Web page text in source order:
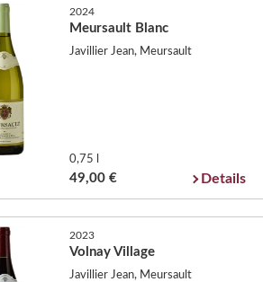
2024
Meursault Blanc
Javillier Jean, Meursault
0,75 l
49,00 € Details
2023
Volnay Village
Javillier Jean, Meursault